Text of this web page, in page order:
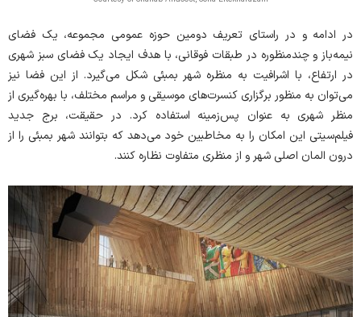
در ادامه و در راستای تعریف دومین حوزه عمومی مجموعه، یک فضای
نیمه‌باز و چندمنظوره در طبقات فوقانی، با هدف ایجاد یک فضای سبز شهری
در ارتفاع، با اشرافیت به منظره شهر بمبئی شکل می‌گیرد. از این فضا نیز
می‌توان به منظور برگزاری کنسرت‌های موسیقی و مراسم مختلف، با بهره‌گیری از
منظر شهری به عنوان پس‌زمینه استفاده کرد. در حقیقت، برج جدید
فیلم‌سیتی این امکان را به مخاطبین خود می‌دهد که بتوانند شهر بمبئی را از
درون المان اصلی شهر و از منظری متفاوت نظاره کنند.